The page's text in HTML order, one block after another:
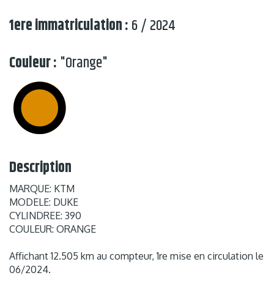
1ere immatriculation :6 / 2024
Couleur : "Orange"
Description
MARQUE: KTM
MODELE: DUKE
CYLINDREE: 390
COULEUR: ORANGE
Affichant 12.505 km au compteur, 1re mise en circulation le
06/2024.